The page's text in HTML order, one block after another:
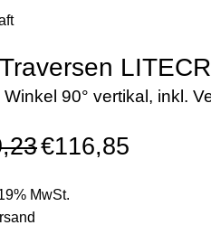
90° vertikal, inkl.
€116,85
MwSt.